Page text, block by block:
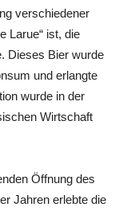
verschiedener
Larue“ ist, die
Dieses Bier wurde
und erlangte
wurde in der
Wirtschaft
Öffnung des
Jahren erlebte die